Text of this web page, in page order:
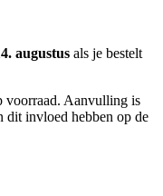
augustus als je bestelt
voorraad. Aanvulling is
dit invloed hebben op de